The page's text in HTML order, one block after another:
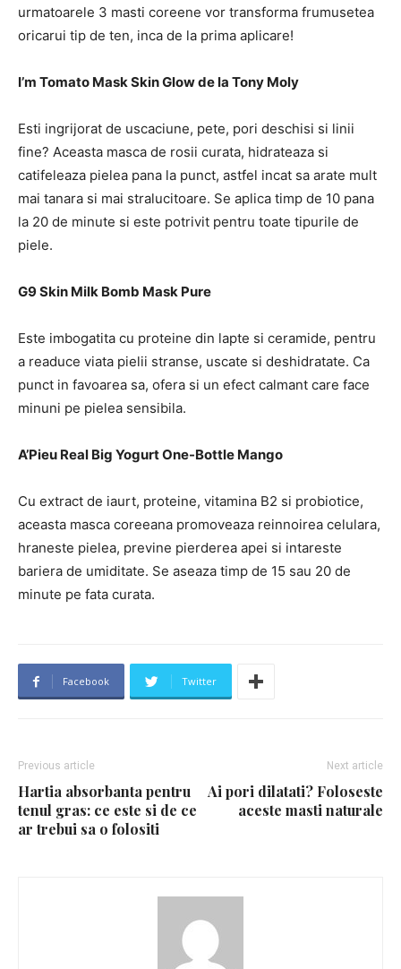
urmatoarele 3 masti coreene vor transforma frumusetea
oricarui tip de ten, inca de la prima aplicare!
I’m Tomato Mask Skin Glow de la Tony Moly
Esti ingrijorat de uscaciune, pete, pori deschisi si linii
fine? Aceasta masca de rosii curata, hidrateaza si
catifeleaza pielea pana la punct, astfel incat sa arate mult
mai tanara si mai stralucitoare. Se aplica timp de 10 pana
la 20 de minute si este potrivit pentru toate tipurile de
piele.
G9 Skin Milk Bomb Mask Pure
Este imbogatita cu proteine ​​din lapte si ceramide, pentru
a readuce viata pielii stranse, uscate si deshidratate. Ca
punct in favoarea sa, ofera si un efect calmant care face
minuni pe pielea sensibila.
A’Pieu Real Big Yogurt One-Bottle Mango
Cu extract de iaurt, proteine, vitamina B2 si probiotice,
aceasta masca coreeana promoveaza reinnoirea celulara,
hraneste pielea, previne pierderea apei si intareste
bariera de umiditate. Se aseaza timp de 15 sau 20 de
minute pe fata curata.
Facebook Twitter
Previous article
Hartia absorbanta pentru
tenul gras: ce este si de ce
ar trebui sa o folositi
Next article
Ai pori dilatati? Foloseste
aceste masti naturale